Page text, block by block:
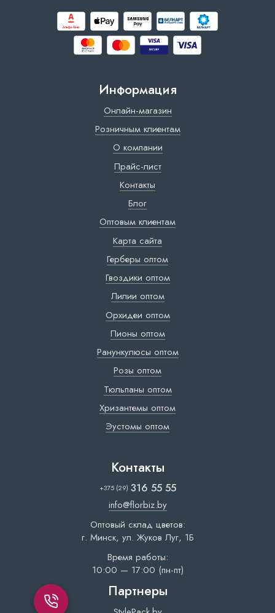
Информация
Онлайн-магазин
Розничным клиентам
О компании
Прайс-лист
Контакты
Блог
Оптовым клиентам
Карта сайта
Герберы оптом
Гвоздики оптом
Лилии оптом
Орхидеи оптом
Пионы оптом
Ранункулюсы оптом
Розы оптом
Тюльпаны оптом
Хризантемы оптом
Эустомы оптом
Контакты
+375 (29) 316 55 55
info@florbiz.by
Оптовый склад цветов:
г. Минск, ул. Жуков Луг, 1Б
Время работы:
10:00 — 17:00 (пн-пт)
Партнеры